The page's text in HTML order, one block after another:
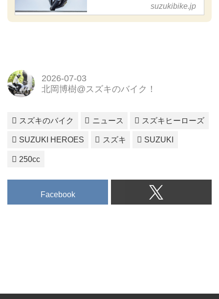
suzukibike.jp
2026-07-03
北岡博樹@スズキのバイク！
スズキのバイク ニュース スズキヒーローズ
SUZUKI HEROES スズキ SUZUKI
250cc
Facebook